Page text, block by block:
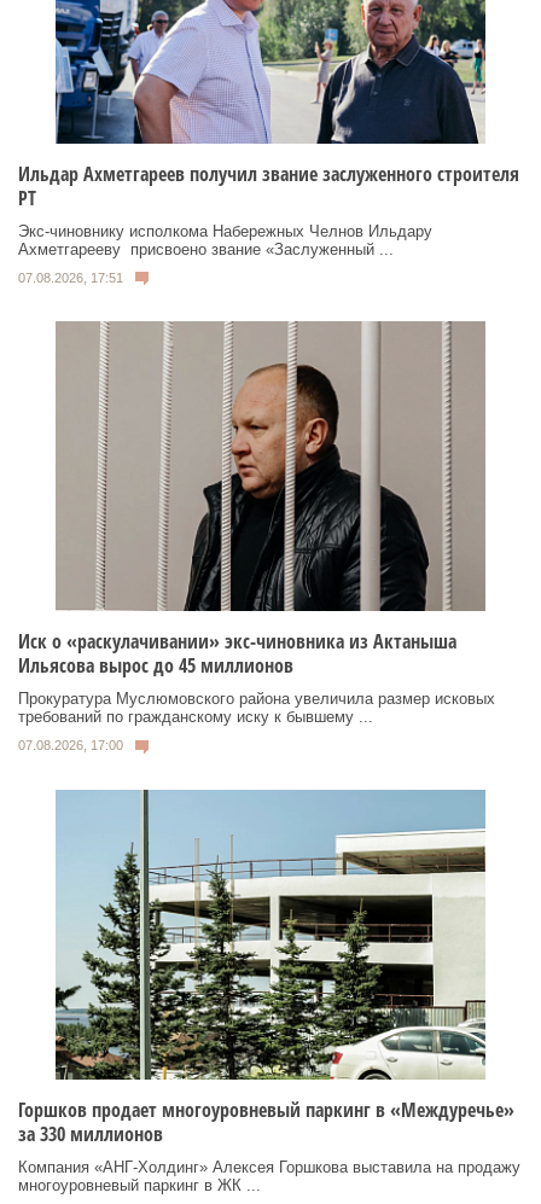
Ильдар Ахметгареев получил звание заслуженного строителя
РТ
Экс‑чиновнику исполкома Набережных Челнов Ильдару
Ахметгарееву присвоено звание «Заслуженный ...
07.08.2026, 17:51
Иск о «раскулачивании» экс-чиновника из Актаныша
Ильясова вырос до 45 миллионов
Прокуратура Муслюмовского района увеличила размер исковых
требований по гражданскому иску к бывшему ...
07.08.2026, 17:00
Горшков продает многоуровневый паркинг в «Междуречье»
за 330 миллионов
Компания «АНГ-Холдинг» Алексея Горшкова выставила на продажу
многоуровневый паркинг в ЖК ...